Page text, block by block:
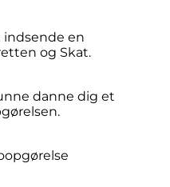
indsende en
og Skat.
danne dig et